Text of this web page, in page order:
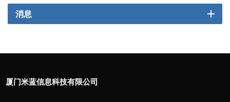
消息
厦门米蓝信息科技有限公司